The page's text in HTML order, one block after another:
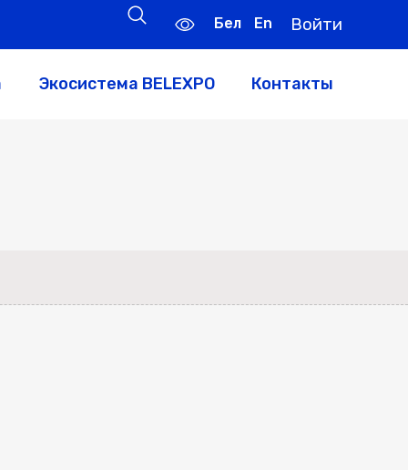
Бел En Войти
Экосистема BELEXPO Контакты